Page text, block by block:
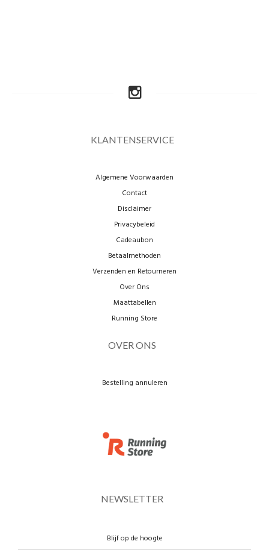
KLANTENSERVICE
Algemene Voorwaarden
Contact
Disclaimer
Privacybeleid
Cadeaubon
Betaalmethoden
Verzenden en Retourneren
Over Ons
Maattabellen
Running Store
OVER ONS
Bestelling annuleren
NEWSLETTER
Blijf op de hoogte